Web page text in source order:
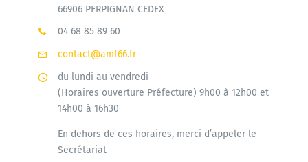
66906 PERPIGNAN CEDEX
04 68 85 89 60
contact@amf66.fr
du lundi au vendredi
(Horaires ouverture Préfecture) 9h00 à 12h00 et
14h00 à 16h30
En dehors de ces horaires, merci d’appeler le
Secrétariat